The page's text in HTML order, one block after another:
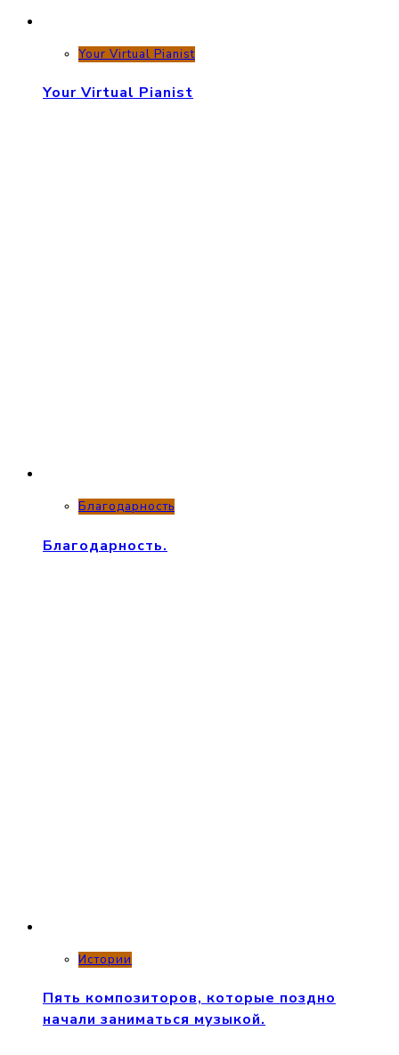
Your Virtual Pianist
Your Virtual Pianist
Благодарность
Благодарность.
Истории
Пять композиторов, которые поздно
начали заниматься музыкой.